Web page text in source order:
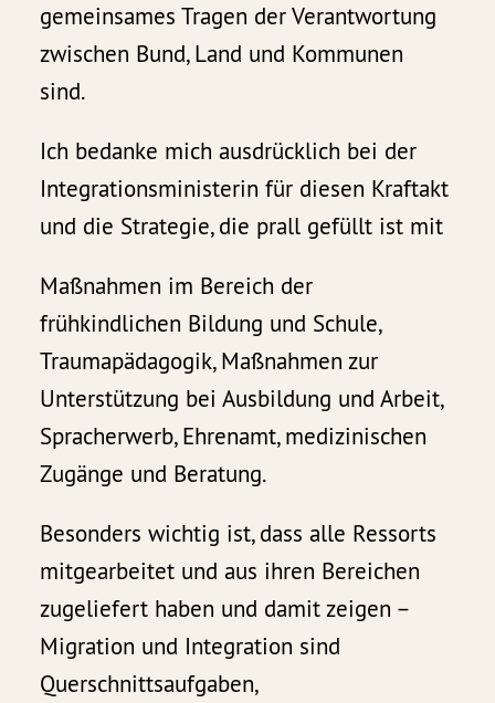
gemeinsames Tragen der Verantwortung
zwischen Bund, Land und Kommunen
sind.
Ich bedanke mich ausdrücklich bei der
Integrationsministerin für diesen Kraftakt
und die Strategie, die prall gefüllt ist mit
Maßnahmen im Bereich der
frühkindlichen Bildung und Schule,
Traumapädagogik, Maßnahmen zur
Unterstützung bei Ausbildung und Arbeit,
Spracherwerb, Ehrenamt, medizinischen
Zugänge und Beratung.
Besonders wichtig ist, dass alle Ressorts
mitgearbeitet und aus ihren Bereichen
zugeliefert haben und damit zeigen –
Migration und Integration sind
Querschnittsaufgaben,